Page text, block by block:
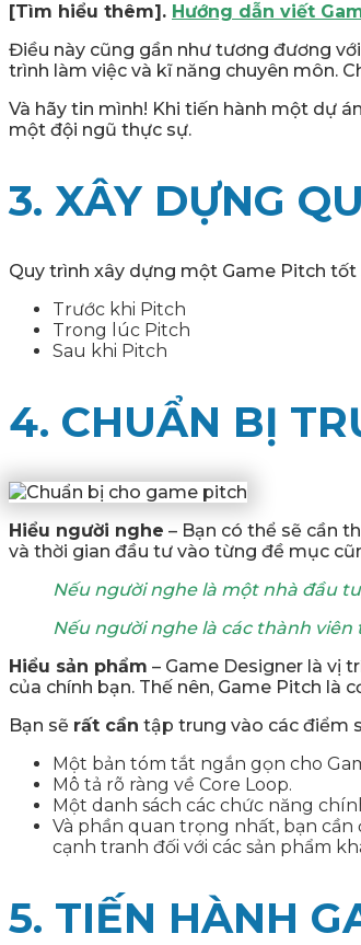
[Tìm hiểu thêm]. Hướng dẫn viết
Điều này cũng gần như tương đương
trình làm việc và kĩ năng chuyên môn.
Và hãy tin mình! Khi tiến hành một dự
một đội ngũ thực sự.
3. XÂY DỰNG
Quy trình xây dựng một Game Pitch
Trước khi Pitch
Trong lúc Pitch
Sau khi Pitch
4. CHUẨN BỊ
Hiểu người nghe – Bạn có thể sẽ cần
và thời gian đầu tư vào từng đề mục
Nếu người nghe là một nhà đầu
Nếu người nghe là các thành viên
Hiểu sản phẩm – Game Designer là vị
của chính bạn. Thế nên, Game Pitch là
Bạn sẽ rất cần tập trung vào các điểm
Một bản tóm tắt ngắn gọn cho
Mô tả rõ ràng về Core Loop.
Một danh sách các chức năng
Và phần quan trọng nhất, bạn cần
cạnh tranh đối với các sản phẩm
5. TIẾN HÀNH